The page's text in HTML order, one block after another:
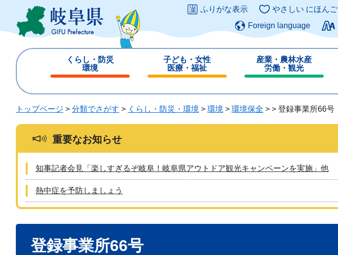
ジ
ュ
このペー
ふりがな表示 やさしい にほんご
Foreign language
くらし・防災
環境
じ
子ども・女性
医療・福祉
じ
産業・農林水産
労働・観光
じ
る
トップページ > 分類でさがす > くらし・防災・環境 > 環境 > 環境保全 > > 登録事業所66号
重要なお知らせ
知事記者会見「楽しすぎるぞ岐阜！岐阜県アウトドア観光キャンペーンを実施」他
熱中症を予防しましょう
登録事業所66号